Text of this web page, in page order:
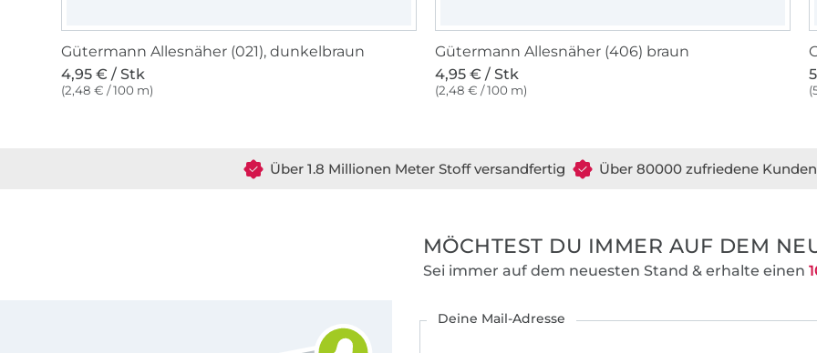
Gütermann Allesnäher (021), dunkelbraun
4,95 € / Stk
(2,48 € / 100 m)
Gütermann Allesnäher (406) braun
4,95 € / Stk
(2,48 € / 100 m)
Über 1.8 Millionen Meter Stoff versandfertig Über 80000 zufriedene Kunden
MÖCHTEST DU IMMER AUF DEM
Sei immer auf dem neuesten Stand & erhalte einen
Deine Mail-Adresse